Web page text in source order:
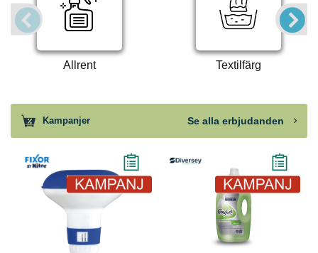
Allrent Textilfärg
Kampanjer Se alla erbjudanden